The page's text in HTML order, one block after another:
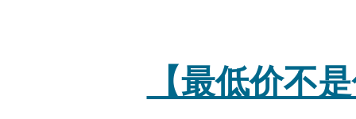
【最低价不